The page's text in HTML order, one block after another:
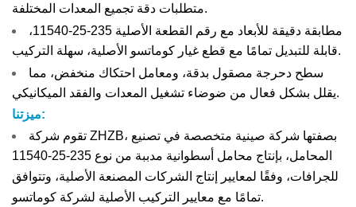
متطلبات دقة تجميع المعدات المختلفة.
مطابقة دقيقة للأبعاد مع رقم القطعة الأصلية 235-25-11540،
قابلة للتبديل تمامًا مع قطع غيار كوماتسو الأصلية، سهلة التركيب.
سطح دحرجة مصقول بدقة، ومعامل احتكاك منخفض، مما
يقلل بشكل فعال من ضوضاء تشغيل المعدات والفقد الميكانيكي.
ميزتنا:
تقوم شركة ZHZB، بصفتها شركة صينية متخصصة في تصنيع
المحامل، بإنتاج محامل أسطوانية مدببة من نوع 235-25-11540
للجرافات، وفقًا لمعايير إنتاج الشركات المصنعة الأصلية، وتتوافق
تمامًا مع معايير التركيب الأصلية لشركة كوماتسو.